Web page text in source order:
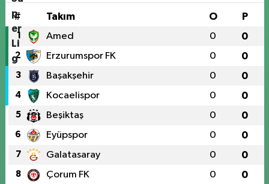
# Takım O P
1 Amed 0 0
2 Erzurumspor FK 0 0
3 Başakşehir 0 0
4 Kocaelispor 0 0
5 Beşiktaş 0 0
6 Eyüpspor 0 0
7 Galatasaray 0 0
8 Çorum FK 0 0